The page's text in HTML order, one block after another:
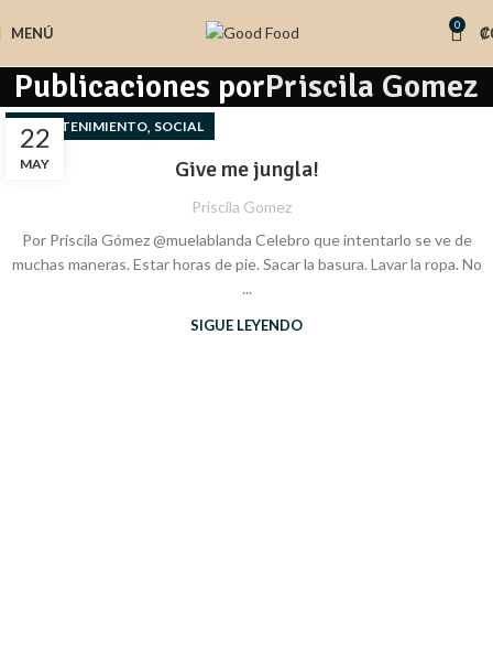
MENÚ 0 ₡
Publicaciones porPriscila Gomez
22
MAY
ENTRETENIMIENTO, SOCIAL
Give me jungla!
Priscila Gomez
Por Priscila Gómez @muelablanda Celebro que intentarlo se ve de
muchas maneras. Estar horas de pie. Sacar la basura. Lavar la ropa. No
...
SIGUE LEYENDO